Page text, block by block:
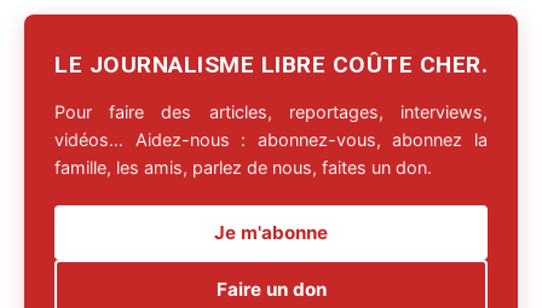
LE JOURNALISME LIBRE COÛTE CHER.
Pour faire des articles, reportages, interviews,
vidéos… Aidez-nous : abonnez-vous, abonnez la
famille, les amis, parlez de nous, faites un don.
Je m'abonne
Faire un don